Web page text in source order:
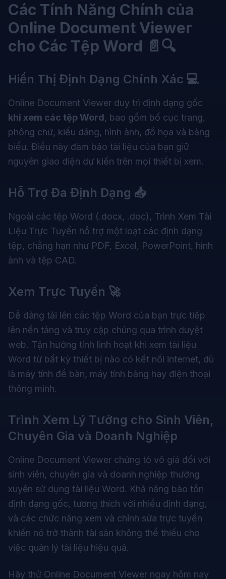
Các Tính Năng Chính của
Online Document Viewer
cho Các Tệp Word 📄🔍
Hiển Thị Định Dạng Chính Xác 💻
Online Document Viewer duy trì định dạng gốc
khi xem các tệp Word, bao gồm bố cục trang,
phông chữ, kiểu dáng, hình ảnh, đồ họa và bảng
biểu. Điều này đảm bảo tài liệu của bạn giữ
nguyên giao diện dự kiến trên mọi thiết bị xem.
Hỗ Trợ Đa Định Dạng 📥
Ngoài các tệp Word (.docx, .doc), Trình Xem Tài
Liệu Trực Tuyến hỗ trợ một loạt các định dạng
tệp, chẳng hạn như PDF, Excel, PowerPoint, hình
ảnh và tệp CAD.
Xem Trực Tuyến 🚀
Dễ dàng tải lên các tệp Word của bạn trực tiếp
lên nền tảng và truy cập chúng qua trình duyệt
web. Tận hưởng tính linh hoạt khi xem tài liệu
Word từ bất kỳ thiết bị nào có kết nối internet, dù
là máy tính để bàn, máy tính bảng hay điện thoại
thông minh.
Trình Xem Lý Tưởng cho Sinh Viên,
Chuyên Gia và Doanh Nghiệp
Online Document Viewer chứng tỏ vô giá đối với
sinh viên, chuyên gia và doanh nghiệp thường
xuyên sử dụng tài liệu Word. Khả năng bảo tồn
định dạng gốc, tương thích với nhiều định dạng,
và các chức năng xem và chỉnh sửa trực tuyến
khiến nó trở thành tài sản không thể thiếu cho
việc quản lý tài liệu hiệu quả.
Hãy thử Online Document Viewer ngay hôm nay